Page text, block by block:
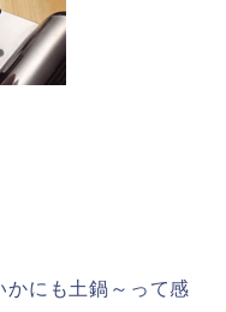
かにも土鍋～って感